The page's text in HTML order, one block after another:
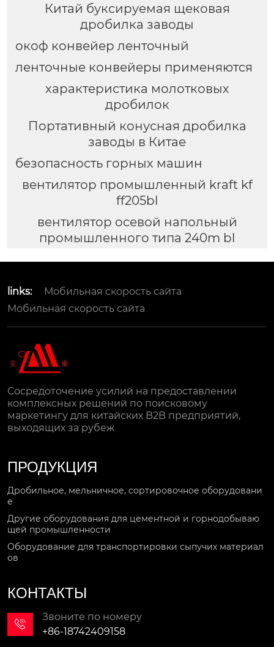
Китай буксируемая щековая
дробилка заводы
окоф конвейер ленточный
ленточные конвейеры применяются
характеристика молотковых
дробилок
Портативный конусная дробилка
заводы в Китае
безопасность горных машин
вентилятор промышленный kraft kf
ff205bl
вентилятор осевой напольный
промышленного типа 240m bl
links:
Мобильная скорость сайта
Мобильная скорость сайта
Сосредоточение усилий на предоставлении
комплексных решений по поисковому
маркетингу для китайских B2B предприятий,
выходящих за рубеж
ПРОДУКЦИЯ
Дробильное, мельничное, сортировочное оборудовани
е
Другие оборудования для цементной и горнодобываю
щей промышленности
Оборудование для транспортировки сыпучих материал
ов
КОНТАКТЫ

Звоните по номеру
+86-18742409158